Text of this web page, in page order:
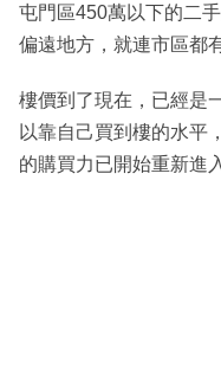
屯門區450萬以下的二
偏遠地方，就連市區都
樓價到了現在，已經是
以靠自己買到樓的水平
的購買力已開始重新進